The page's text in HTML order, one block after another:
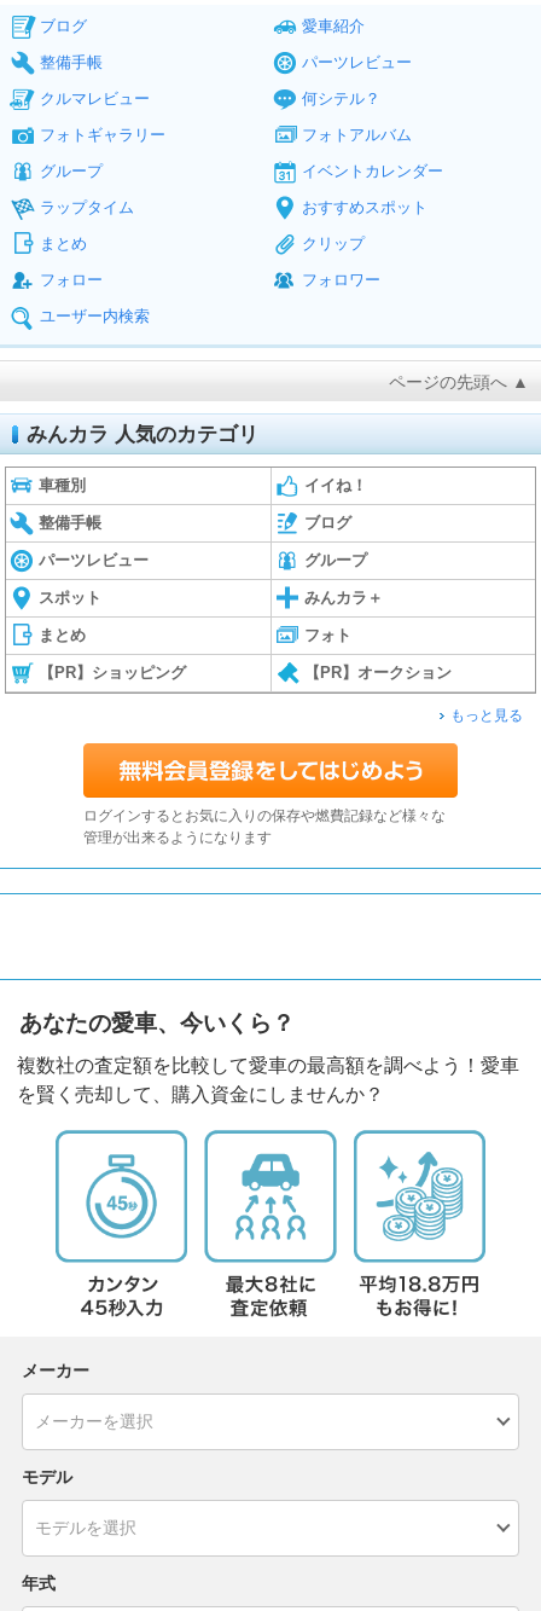
ブログ
愛車紹介
整備手帳
パーツレビュー
クルマレビュー
何シテル？
フォトギャラリー
フォトアルバム
グループ
イベントカレンダー
ラップタイム
おすすめスポット
まとめ
クリップ
フォロー
フォロワー
ユーザー内検索
ページの先頭へ ▲
みんカラ 人気のカテゴリ
車種別 イイね！
整備手帳 ブログ
パーツレビュー グループ
スポット みんカラ＋
まとめ フォト
【PR】ショッピング 【PR】オークション
もっと見る
ログインするとお気に入りの保存や燃費記録など様々な
管理が出来るようになります
あなたの愛車、今いくら？
複数社の査定額を比較して愛車の最高額を調べよう！愛車
を賢く売却して、購入資金にしませんか？
メーカー
モデル
年式